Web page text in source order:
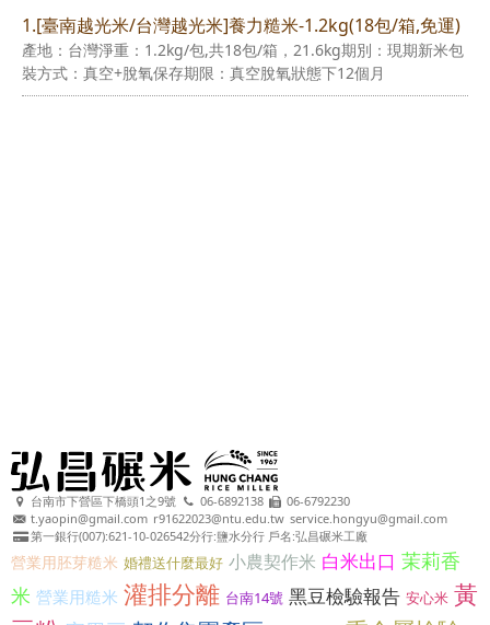
1.[臺南越光米/台灣越光米]養力糙米-1.2kg(18包/箱,免運)
產地：台灣淨重：1.2kg/包,共18包/箱，21.6kg期別：現期新米包
裝方式：真空+脫氧保存期限：真空脫氧狀態下12個月
台南市下營區下橋頭1之9號 06-6892138
06-6792230
t.yaopin@gmail.com r91622023@ntu.edu.tw service.hongyu@gmail.com
第一銀行(007):621-10-026542分行:鹽水分行 戶名:弘昌碾米工廠
營業用胚芽糙米 婚禮送什麼最好 小農契作米 白米出口 茉莉香
米 營業用糙米 灌排分離 台南14號 黑豆檢驗報告 安心米 黃